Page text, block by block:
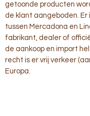
getoonde producten
de klant aangeboden.
tussen Mercadona en
fabrikant, dealer of
de aankoop en import
recht is er vrij verkeer
Europa.